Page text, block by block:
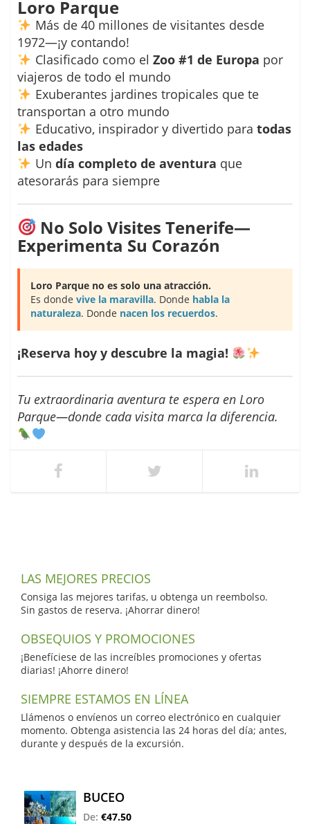
Loro Parque
Más de 40 millones de visitantes desde
1972—¡y contando!
Clasificado como el Zoo #1 de Europa por
viajeros de todo el mundo
Exuberantes jardines tropicales que te
transportan a otro mundo
Educativo, inspirador y divertido para todas
las edades
Un día completo de aventura que
atesorarás para siempre
No Solo Visites Tenerife—
Experimenta Su Corazón
Loro Parque no es solo una atracción.
Es donde vive la maravilla. Donde habla la
naturaleza. Donde nacen los recuerdos.
¡Reserva hoy y descubre la magia!
Tu extraordinaria aventura te espera en Loro
Parque—donde cada visita marca la diferencia.
LAS MEJORES PRECIOS
Consiga las mejores tarifas, u obtenga un reembolso.
Sin gastos de reserva. ¡Ahorrar dinero!
OBSEQUIOS Y PROMOCIONES
¡Benefíciese de las increíbles promociones y ofertas
diarias! ¡Ahorre dinero!
SIEMPRE ESTAMOS EN LÍNEA
Llámenos o envíenos un correo electrónico en cualquier
momento. Obtenga asistencia las 24 horas del día; antes,
durante y después de la excursión.
BUCEO
De: €47.50